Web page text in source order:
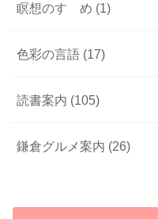
瞑想のすゝめ (1)
色彩の言語 (17)
読書案内 (105)
鎌倉グルメ案内 (26)